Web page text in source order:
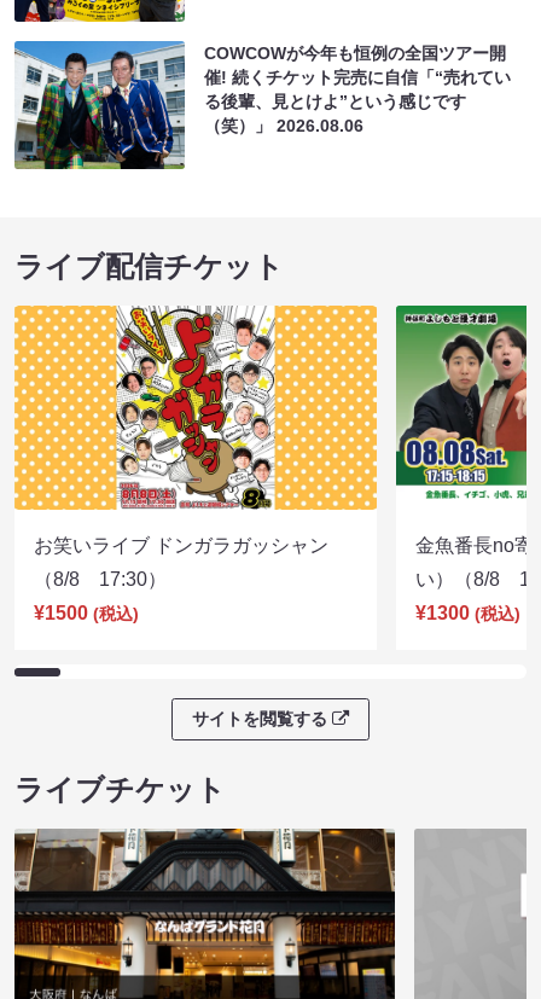
COWCOWが今年も恒例の全国ツアー開
催! 続くチケット完売に自信「“売れてい
る後輩、見とけよ”という感じです
（笑）」2026.08.06
ライブ配信チケット
お笑いライブ ドンガラガッシャン
（8/8 17:30）
¥1500 (税込)
金魚番長no寄
い）（8/8
¥1300 (税込)
サイトを閲覧する
ライブチケット